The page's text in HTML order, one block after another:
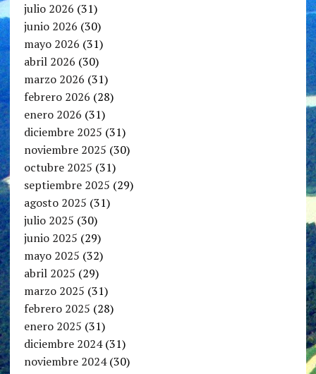
julio 2026 (31)
junio 2026 (30)
mayo 2026 (31)
abril 2026 (30)
marzo 2026 (31)
febrero 2026 (28)
enero 2026 (31)
diciembre 2025 (31)
noviembre 2025 (30)
octubre 2025 (31)
septiembre 2025 (29)
agosto 2025 (31)
julio 2025 (30)
junio 2025 (29)
mayo 2025 (32)
abril 2025 (29)
marzo 2025 (31)
febrero 2025 (28)
enero 2025 (31)
diciembre 2024(31)
noviembre 2024(30)